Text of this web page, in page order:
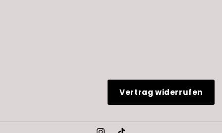
Vertrag widerrufen